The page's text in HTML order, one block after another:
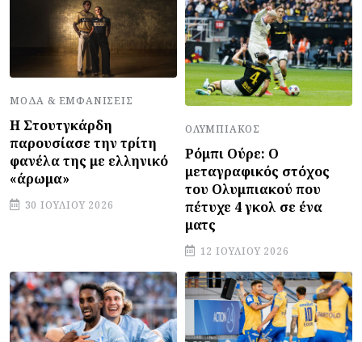
ΜΌΔΑ & ΕΜΦΑΝΊΣΕΙΣ
Η Στουτγκάρδη
παρουσίασε την τρίτη
φανέλα της με ελληνικό
«άρωμα»
30 ΙΟΥΛΊΟΥ 2026
ΟΛΥΜΠΙΑΚΌΣ
Ρόμπι Ούρε: Ο
μεταγραφικός στόχος
του Ολυμπιακού που
πέτυχε 4 γκολ σε ένα
ματς
12 ΙΟΥΛΊΟΥ 2026